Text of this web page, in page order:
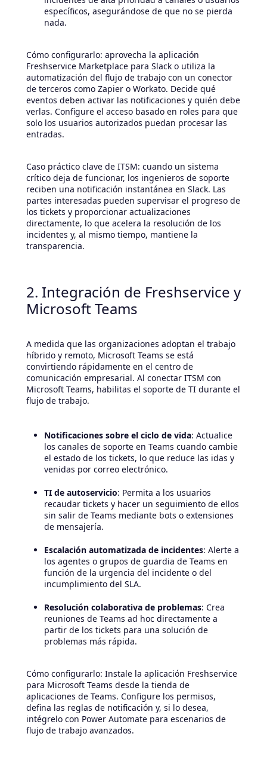
específicos, asegurándose de que no se pierda
nada.
Cómo configurarlo: aprovecha la aplicación
Freshservice Marketplace para Slack o utiliza la
automatización del flujo de trabajo con un conector
de terceros como Zapier o Workato. Decide qué
eventos deben activar las notificaciones y quién debe
verlas. Configure el acceso basado en roles para que
solo los usuarios autorizados puedan procesar las
entradas.
Caso práctico clave de ITSM: cuando un sistema
crítico deja de funcionar, los ingenieros de soporte
reciben una notificación instantánea en Slack. Las
partes interesadas pueden supervisar el progreso de
los tickets y proporcionar actualizaciones
directamente, lo que acelera la resolución de los
incidentes y, al mismo tiempo, mantiene la
transparencia.
2. Integración de Freshservice y
Microsoft Teams
A medida que las organizaciones adoptan el trabajo
híbrido y remoto, Microsoft Teams se está
convirtiendo rápidamente en el centro de
comunicación empresarial. Al conectar ITSM con
Microsoft Teams, habilitas el soporte de TI durante el
flujo de trabajo.
Notificaciones sobre el ciclo de vida: Actualice
los canales de soporte en Teams cuando cambie
el estado de los tickets, lo que reduce las idas y
venidas por correo electrónico.
TI de autoservicio: Permita a los usuarios
recaudar tickets y hacer un seguimiento de ellos
sin salir de Teams mediante bots o extensiones
de mensajería.
Escalación automatizada de incidentes: Alerte a
los agentes o grupos de guardia de Teams en
función de la urgencia del incidente o del
incumplimiento del SLA.
Resolución colaborativa de problemas: Crea
reuniones de Teams ad hoc directamente a
partir de los tickets para una solución de
problemas más rápida.
Cómo configurarlo: Instale la aplicación Freshservice
para Microsoft Teams desde la tienda de
aplicaciones de Teams. Configure los permisos,
defina las reglas de notificación y, si lo desea,
intégrelo con Power Automate para escenarios de
flujo de trabajo avanzados.